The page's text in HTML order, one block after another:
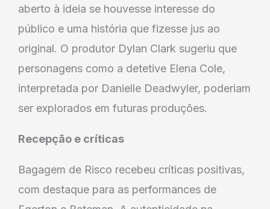
aberto à ideia se houvesse interesse do
público e uma história que fizesse jus ao
original. O produtor Dylan Clark sugeriu que
personagens como a detetive Elena Cole,
interpretada por Danielle Deadwyler, poderiam
ser explorados em futuras produções.
Recepção e críticas
Bagagem de Risco recebeu críticas positivas,
com destaque para as performances de